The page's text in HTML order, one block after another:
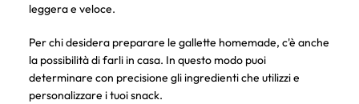
leggera e veloce.
Per chi desidera preparare le gallette homemade, c'è anche
la possibilità di farli in casa. In questo modo puoi
determinare con precisione gli ingredienti che utilizzi e
personalizzare i tuoi snack.